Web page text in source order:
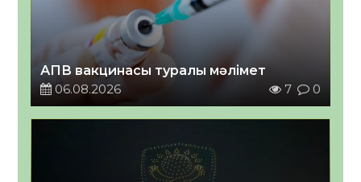
АПВ вакцинасы туралы мәлімет
06.08.2026
7 0